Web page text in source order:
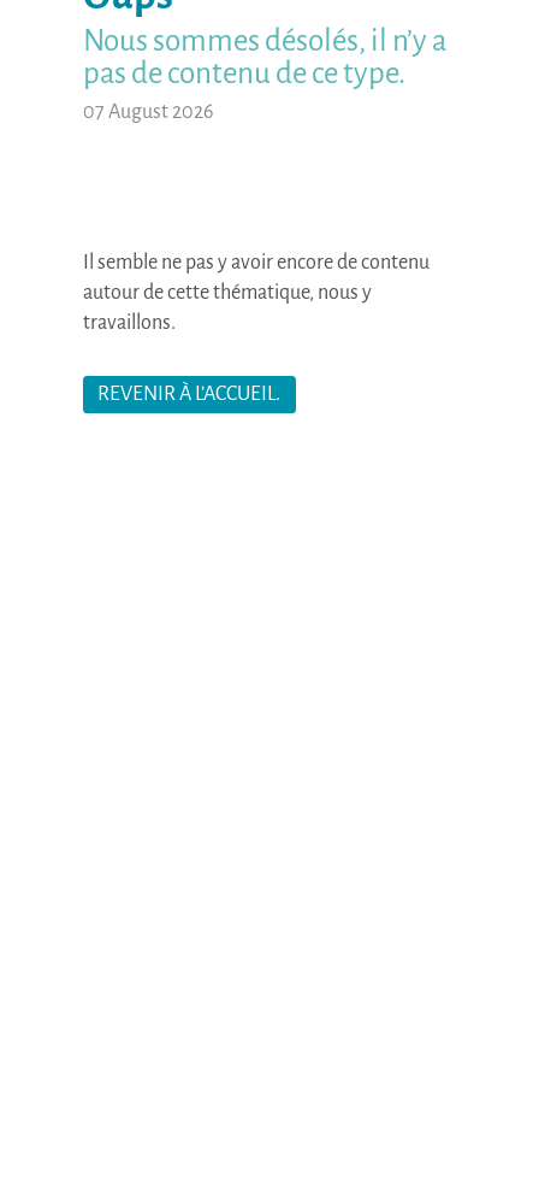
Nous sommes désolés, il n’y a
pas de contenu de ce type.
07 August 2026
Il semble ne pas y avoir encore de contenu
autour de cette thématique, nous y
travaillons.
REVENIR À L’ACCUEIL.